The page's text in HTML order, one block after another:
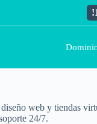
web y tiendas
24/7.